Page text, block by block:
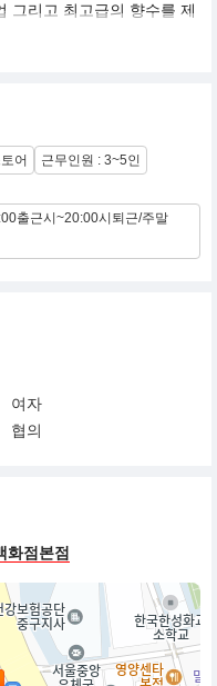
그리고 최고급의 향수를 제
장품을 전문적으로 개발하
1976년만 하여도, 유럽인
소한 것이었습니다. 식물성
하는 것은 그 자체만으로
이었습니다.
, 치유하는 인간의 삶이 식
식에 엄격한 연구법을 접
어
근무인원 : 3~5인
출근시~20:00시퇴근/주말
여자
협의
화점본점